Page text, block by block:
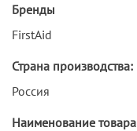
Бренды
FirstAid
Страна производства:
Россия
Наименование товара